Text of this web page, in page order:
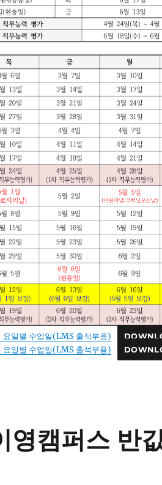
요일별 수업일(LMS 출석부용)
요일별 수업일(LMS 출석부용)
캠퍼스 반